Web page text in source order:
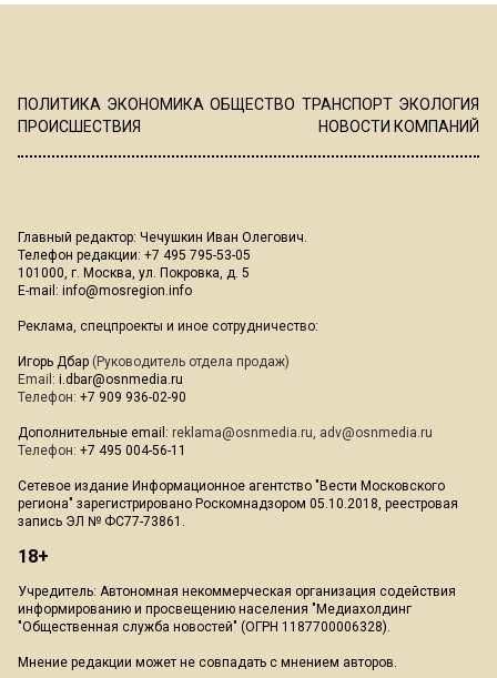
ПОЛИТИКА ЭКОНОМИКА ОБЩЕСТВО ТРАНСПОРТ ЭКОЛОГИЯ
ПРОИСШЕСТВИЯ
НОВОСТИ КОМПАНИЙ
Главный редактор: Чечушкин Иван Олегович.
Телефон редакции: +7 495 795-53-05
101000, г. Москва, ул. Покровка, д. 5
E-mail: info@mosregion.info
Реклама, спецпроекты и иное сотрудничество:
Игорь Дбар (Руководитель отдела продаж)
Email: i.dbar@osnmedia.ru
Телефон: +7 909 936-02-90
Дополнительные email: reklama@osnmedia.ru, adv@osnmedia.ru
Телефон: +7 495 004-56-11
Сетевое издание Информационное агентство "Вести Московского
региона" зарегистрировано Роскомнадзором 05.10.2018, реестровая
запись ЭЛ № ФС77-73861.
18+
Учредитель: Автономная некоммерческая организация содействия
информированию и просвещению населения "Медиахолдинг
"Общественная служба новостей" (ОГРН 1187700006328).
Мнение редакции может не совпадать с мнением авторов.